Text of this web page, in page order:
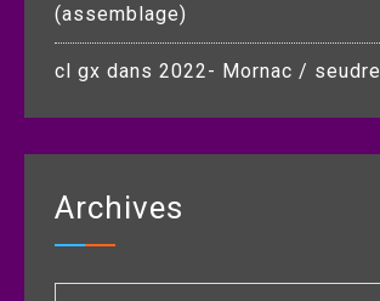
(assemblage)
cl gx dans 2022- Mornac / seudre
Archives